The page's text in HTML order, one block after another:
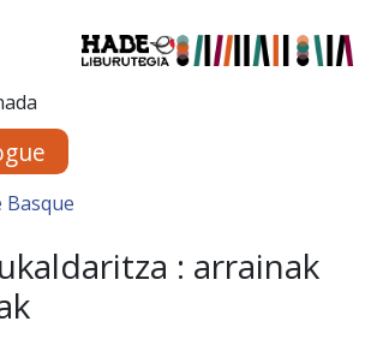
Livres -
: arrainak